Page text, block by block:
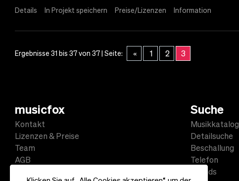
Details In Projekt speichern Preise/Lizenzen Information
Ergebnisse 31 bis 37 von 37 | Seite: « 1 2 3
musicfox
Kontakt
Lizenzen & Preise
Team
AGB
Suche
Musikkatalog
Detailsuche
Beschallung
Telefon
Sounds